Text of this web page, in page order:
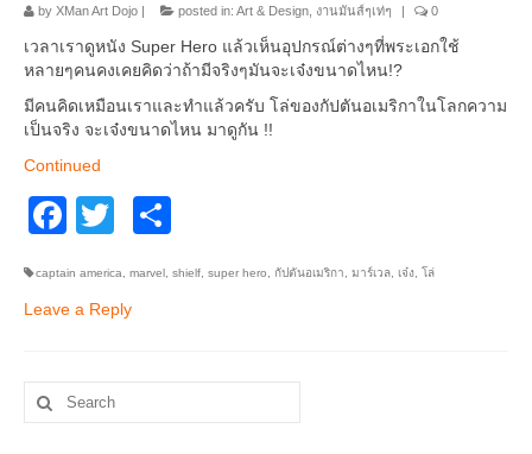
by XMan Art Dojo | posted in: Art & Design งานมันส์ๆเท่ๆ | 0
เวลาเราดูหนัง Super Hero แล้วเห็นอุปกรณ์ต่างๆที่พระเอกใช้
หลายๆคนคงเคยคิดว่าถ้ามีจริงๆมันจะเจ๋งขนาดไหน!?
มีคนคิดเหมือนเราและทำแล้วครับ โล่ของกัปตันอเมริกาในโลกความ
เป็นจริง จะเจ๋งขนาดไหน มาดูกัน !!
Continued
Facebook
Twitter
captain america marvel shielf super hero กัปตันอเมริกา มาร์เวล เจ๋ง โล่
Leave a Reply
Search
for: